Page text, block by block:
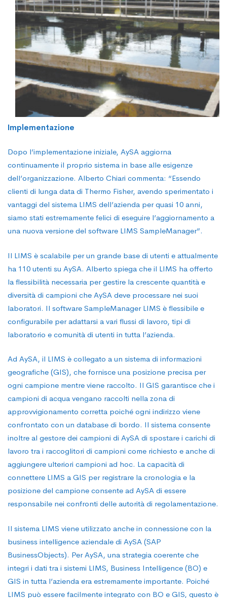
Implementazione
Dopo l’implementazione iniziale, AySA aggiorna
continuamente il proprio sistema in base alle esigenze
dell’organizzazione. Alberto Chiari commenta: “Essendo
clienti di lunga data di Thermo Fisher, avendo sperimentato i
vantaggi del sistema LIMS dell’azienda per quasi 10 anni,
siamo stati estremamente felici di eseguire l’aggiornamento a
una nuova versione del software LIMS SampleManager”.
Il LIMS è scalabile per un grande base di utenti e attualmente
ha 110 utenti su AySA. Alberto spiega che il LIMS ha offerto
la flessibilità necessaria per gestire la crescente quantità e
diversità di campioni che AySA deve processare nei suoi
laboratori. Il software SampleManager LIMS è flessibile e
configurabile per adattarsi a vari flussi di lavoro, tipi di
laboratorio e comunità di utenti in tutta l’azienda.
Ad AySA, il LIMS è collegato a un sistema di informazioni
geografiche (GIS), che fornisce una posizione precisa per
ogni campione mentre viene raccolto. Il GIS garantisce che i
campioni di acqua vengano raccolti nella zona di
approvvigionamento corretta poiché ogni indirizzo viene
confrontato con un database di bordo. Il sistema consente
inoltre al gestore dei campioni di AySA di spostare i carichi di
lavoro tra i raccoglitori di campioni come richiesto e anche di
aggiungere ulteriori campioni ad hoc. La capacità di
connettere LIMS a GIS per registrare la cronologia e la
posizione del campione consente ad AySA di essere
responsabile nei confronti delle autorità di regolamentazione.
Il sistema LIMS viene utilizzato anche in connessione con la
business intelligence aziendale di AySA (SAP
BusinessObjects). Per AySA, una strategia coerente che
integri i dati tra i sistemi LIMS, Business Intelligence (BO) e
GIS in tutta l’azienda era estremamente importante. Poiché
LIMS può essere facilmente integrato con BO e GIS, questo è